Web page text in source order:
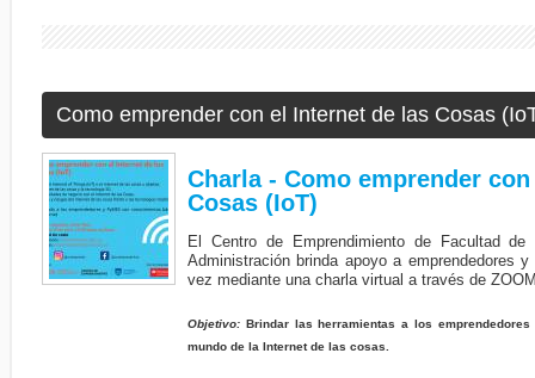
Como emprender con el Internet de las Cosas
Charla - Como emprender
Cosas (IoT)
El Centro de Emprendimiento de Facultad
Administración brinda apoyo a emprendedores
vez mediante una charla virtual a través de
Objetivo: Brindar las herramientas a los
mundo de la Internet de las cosas.